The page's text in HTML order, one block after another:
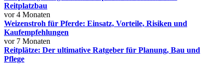
Reitplatzbau
vor 4 Monaten
Weizenstroh für Pferde: Einsatz, Vorteile, Risiken und
Kaufempfehlungen
vor 7 Monaten
Reitplätze: Der ultimative Ratgeber für Planung, Bau und
Pflege